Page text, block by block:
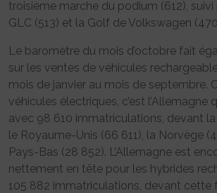
troisième marche du podium (612),
GLC (513) et la Golf de Volkswagen
Le baromètre du mois d’octobre fait
sur les ventes de véhicules
mois de janvier au mois de septembre.
véhicules électriques, c’est l’Allemagne
avec 98 610 immatriculations, devant la
le Royaume-Unis (66 611), la Norvège
Pays-Bas (28 852). L’Allemagne est
nettement en tête pour les hybrides
105 882 immatriculations, devant cette